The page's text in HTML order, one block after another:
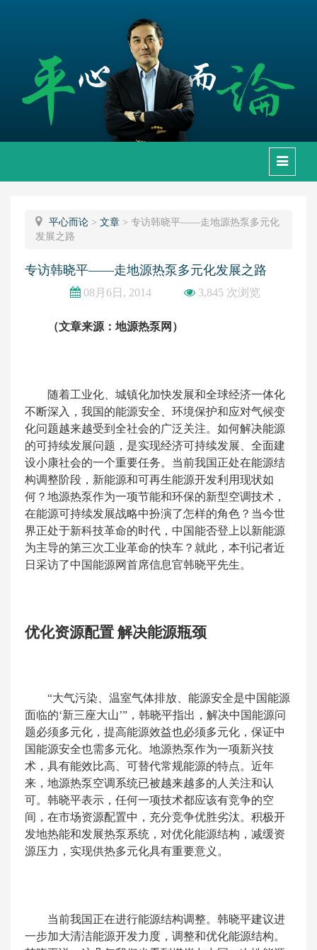
下
拉
平心而论 >文章 >专访韩晓平——走地源热泵多元化
发展之路
专访韩晓平——走地源热泵多元化发展之路
08月6日, 2014 3,845 次浏览
（文章来源：地源热泵网）
随着工业化、城镇化加快发展和全球经济一体化
不断深入，我国的能源安全、环境保护和应对气候变
化问题越来越受到全社会的广泛关注。如何解决能源
的可持续发展问题，是实现经济可持续发展、全面建
设小康社会的一个重要任务。当前我国正处在能源结
构调整阶段，新能源和可再生能源开发利用现状如
何？地源热泵作为一项节能和环保的新型空调技术，
在能源可持续发展战略中扮演了怎样的角色？当今世
界正处于新科技革命的时代，中国能否登上以新能源
为主导的第三次工业革命的快车？就此，本刊记者近
日采访了中国能源网首席信息官韩晓平先生。
优化资源配置 解决能源瓶颈
“大气污染、温室气体排放、能源安全是中国能源
面临的‘新三座大山’”，韩晓平指出，解决中国能源问
题必须多元化，提高能源效益也必须多元化，保证中
国能源安全也需多元化。地源热泵作为一项新兴技
术，具有能效比高、可替代常规能源的特点。近年
来，地源热泵空调系统已被越来越多的人关注和认
可。韩晓平表示，任何一项技术都应该有竞争的空
间，在市场资源配置中，充分竞争优胜劣汰。积极开
发地热能和发展热泵系统，对优化能源结构，减缓资
源压力，实现供热多元化具有重要意义。
当前我国正在进行能源结构调整。韩晓平建议进
一步加大清洁能源开发力度，调整和优化能源结构。